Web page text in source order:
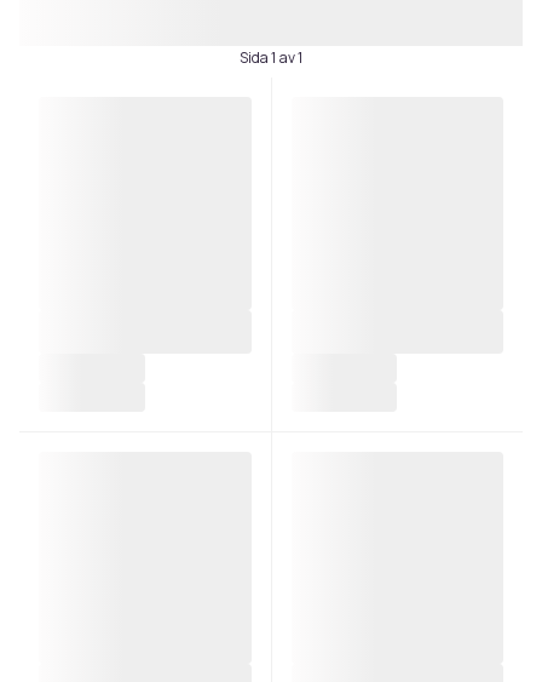
Sida 1 av 1